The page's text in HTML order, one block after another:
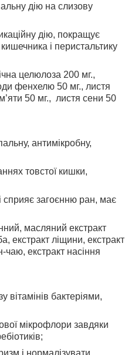
дію на слизову
дію, покращує
і перистальтику
целюлоза 200 мг.,
фенхелю 50 мг., листя
50 мг., листя сени 50
антимікробну,
товстої кишки,
сприяє загоєнню ран, має
масляний екстракт
екстракт ліщини, екстракт
чаю, екстракт насіння
вітамінів бактеріями,
мікрофлори завдяки
і нормалізувати